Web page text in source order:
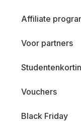
Affiliate
Voor partners
Vouchers
Black Friday